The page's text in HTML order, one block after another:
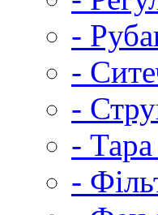
-
-
-
-
-